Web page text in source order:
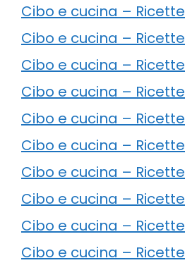
Cibo e cucina –
Cibo e cucina –
Cibo e cucina –
Cibo e cucina –
Cibo e cucina –
Cibo e cucina –
Cibo e cucina –
Cibo e cucina –
Cibo e cucina –
Cibo e cucina –